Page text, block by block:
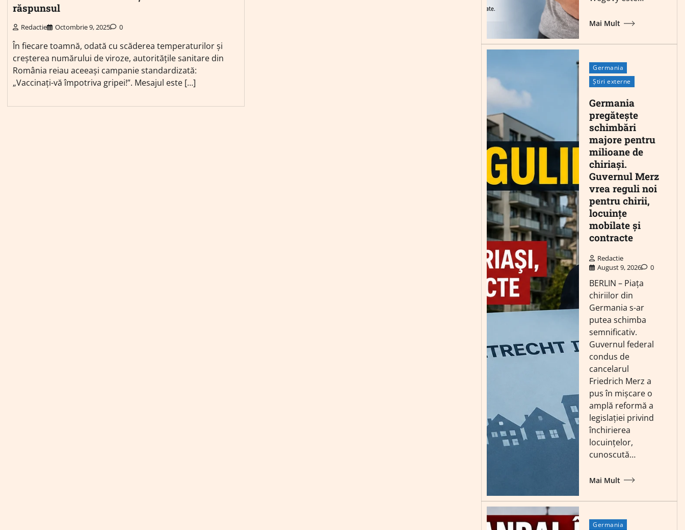
răspunsul
Redactie Octombrie 9, 2025 0
În fiecare toamnă, odată cu scăderea temperaturilor și
creșterea numărului de viroze, autoritățile sanitare din
România reiau aceeași campanie standardizată:
„Vaccinați-vă împotriva gripei!”. Mesajul este […]
Mai Mult
Germania
Știri externe
Germania
pregătește
schimbări
majore pentru
milioane de
chiriași.
Guvernul Merz
vrea reguli noi
pentru chirii,
locuințe
mobilate și
contracte
Redactie
August 9, 2026
0
BERLIN – Piața
chiriilor din
Germania s-ar
putea schimba
semnificativ.
Guvernul federal
condus de
cancelarul
Friedrich Merz a
pus în mișcare o
amplă reformă a
legislației privind
închirierea
locuințelor,
cunoscută…
Mai Mult
Germania